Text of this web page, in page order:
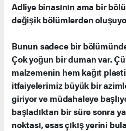
Adliye binasının ama bir
değişik bölümlerden
Bunun sadece bir
Çok yoğun bir duman var.
malzemenin hem kağıt
itfaiyelerimiz büyük bir
giriyor ve müdahaleye
başladıktan bir süre sonra
noktası, esas çıkış yerini